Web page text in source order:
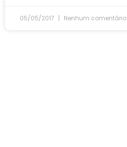
05/05/2017 Nenhum comentário